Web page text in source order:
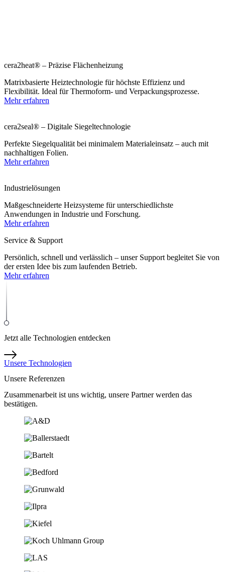
cera2heat® – Präzise Flächenheizung
Matrixbasierte Heiztechnologie für höchste Effizienz und
Flexibilität. Ideal für Thermoform- und Verpackungsprozesse.
Mehr erfahren
cera2seal® – Digitale Siegeltechnologie
Perfekte Siegelqualität bei minimalem Materialeinsatz – auch mit
nachhaltigen Folien.
Mehr erfahren
Industrielösungen
Maßgeschneiderte Heizsysteme für unterschiedlichste
Anwendungen in Industrie und Forschung.
Mehr erfahren
Service & Support
Persönlich, schnell und verlässlich – unser Support begleitet Sie von
der ersten Idee bis zum laufenden Betrieb.
Mehr erfahren
Jetzt alle Technologien entdecken
Unsere Technologien
Unsere Referenzen
Zusammenarbeit ist uns wichtig, unsere Partner werden das
bestätigen.